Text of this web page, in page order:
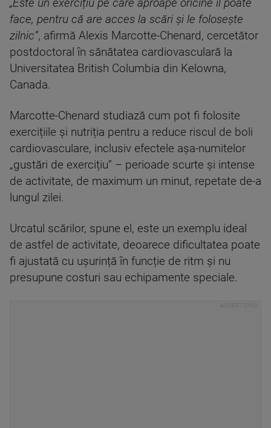
„Este un exercițiu pe care aproape oricine îl poate
face, pentru că are acces la scări și le folosește
zilnic”, afirmă Alexis Marcotte-Chenard, cercetător
postdoctoral în sănătatea cardiovasculară la
Universitatea British Columbia din Kelowna,
Canada.
Marcotte-Chenard studiază cum pot fi folosite
exercițiile și nutriția pentru a reduce riscul de boli
cardiovasculare, inclusiv efectele așa-numitelor
„gustări de exercițiu” – perioade scurte și intense
de activitate, de maximum un minut, repetate de-a
lungul zilei.
Urcatul scărilor, spune el, este un exemplu ideal
de astfel de activitate, deoarece dificultatea poate
fi ajustată cu ușurință în funcție de ritm și nu
presupune costuri sau echipamente speciale.